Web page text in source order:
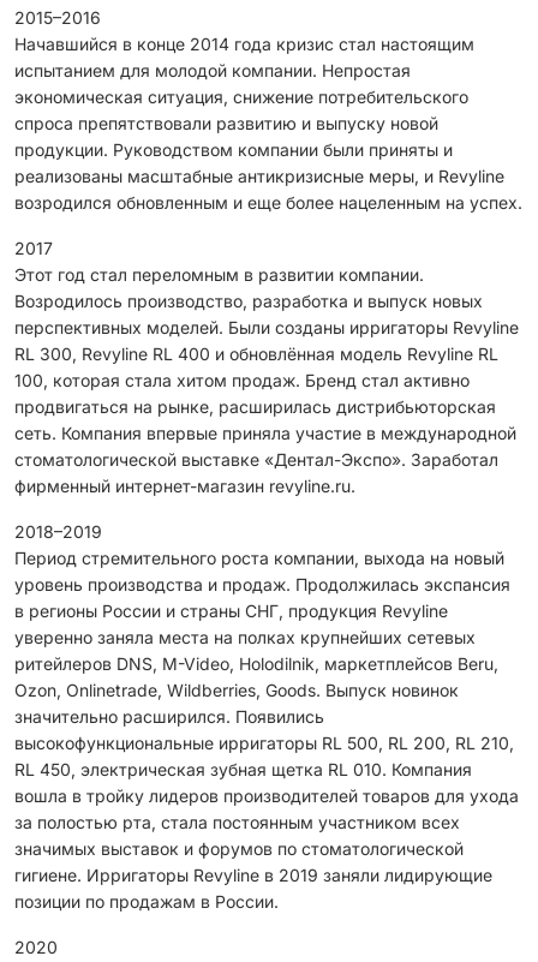
2015–2016
Начавшийся в конце 2014 года кризис стал настоящим
испытанием для молодой компании. Непростая
экономическая ситуация, снижение потребительского
спроса препятствовали развитию и выпуску новой
продукции. Руководством компании были приняты и
реализованы масштабные антикризисные меры, и Revyline
возродился обновленным и еще более нацеленным на успех.
2017
Этот год стал переломным в развитии компании.
Возродилось производство, разработка и выпуск новых
перспективных моделей. Были созданы ирригаторы Revyline
RL 300, Revyline RL 400 и обновлённая модель Revyline RL
100, которая стала хитом продаж. Бренд стал активно
продвигаться на рынке, расширилась дистрибьюторская
сеть. Компания впервые приняла участие в международной
стоматологической выставке «Дентал-Экспо». Заработал
фирменный интернет-магазин revyline.ru.
2018–2019
Период стремительного роста компании, выхода на новый
уровень производства и продаж. Продолжилась экспансия
в регионы России и страны СНГ, продукция Revyline
уверенно заняла места на полках крупнейших сетевых
ритейлеров DNS, M-Video, Holodilnik, маркетплейсов Beru,
Ozon, Onlinetrade, Wildberries, Goods. Выпуск новинок
значительно расширился. Появились
высокофункциональные ирригаторы RL 500, RL 200, RL 210,
RL 450, электрическая зубная щетка RL 010. Компания
вошла в тройку лидеров производителей товаров для ухода
за полостью рта, стала постоянным участником всех
значимых выставок и форумов по стоматологической
гигиене. Ирригаторы Revyline в 2019 заняли лидирующие
позиции по продажам в России.
2020